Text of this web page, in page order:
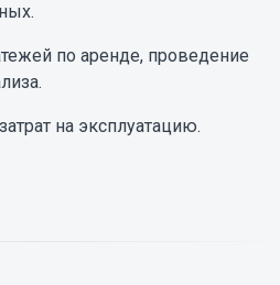
по аренде, проведение
на эксплуатацию.